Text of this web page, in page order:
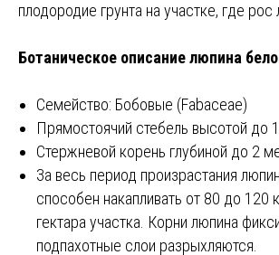
плодородие грунта на участке, где рос
Ботаническое описание люпина
Семейство: Бобовые (Fabaceae)
Прямостоячий стебель высотой до
Стержневой корень глубиной до 2
За весь период произрастания
способен накапливать от 80 до 120
гектара участка. Корни люпина
подпахотные слои разрыхляются.